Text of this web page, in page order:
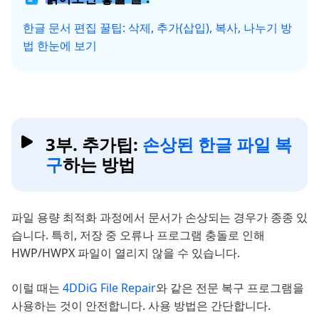
한글 문서 편집 꿀팁: 삭제, 추가(삽입), 복사, 나누기 방
법 한눈에 보기
3부. 추가팁: 손상된 한글 파일 복
구하는 방법
파일 용량 최적화 과정에서 문서가 손상되는 경우가 종종 있
습니다. 특히, 저장 중 오류나 프로그램 충돌로 인해
HWP/HWPX 파일이 열리지 않을 수 있습니다.
이럴 때는 4DDiG File Repair와 같은 전문 복구 프로그램을
사용하는 것이 안전합니다. 사용 방법은 간단합니다.